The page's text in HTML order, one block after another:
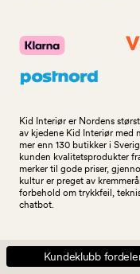
Kid Interiør er Nordens
av kjedene Kid Interiør med
mer enn 130 butikker i
kunden kvalitetsprodukter
merker til gode priser,
kultur er preget av
forbehold om trykkfeil,
chatbot.
Kundeklubb